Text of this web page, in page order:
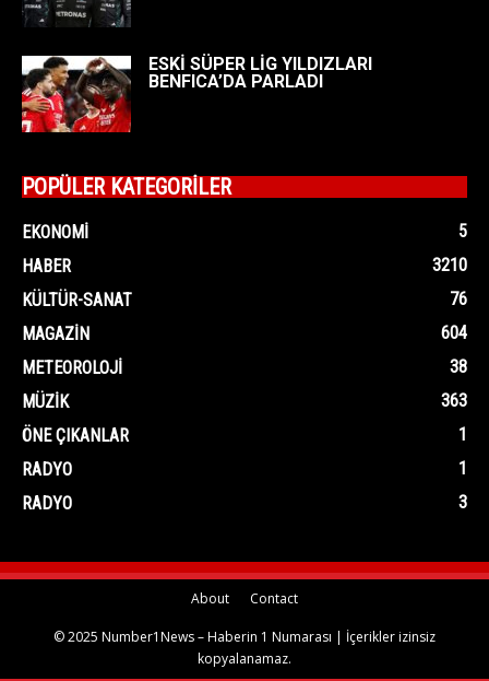
ESKİ SÜPER LİG YILDIZLARI
BENFICA’DA PARLADI
POPÜLER KATEGORİLER
EKONOMI
5
HABER
3210
KÜLTÜR-SANAT
76
MAGAZIN
604
METEOROLOJI
38
MÜZIK
363
ÖNE ÇIKANLAR
1
RADYO
1
RADYO
3
About Contact
© 2025 Number1News – Haberin 1 Numarası | İçerikler izinsiz
kopyalanamaz.